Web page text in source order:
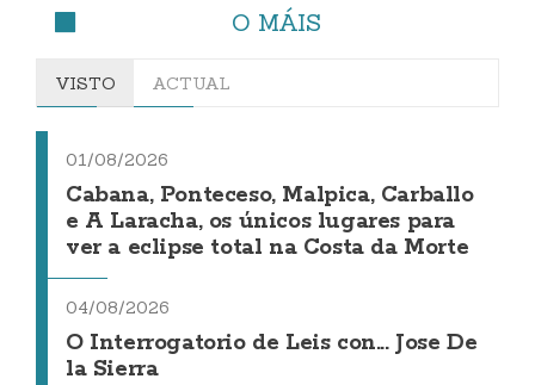
O MÁIS
VISTO ACTUAL
01/08/2026
Cabana, Ponteceso, Malpica, Carballo
e A Laracha, os únicos lugares para
ver a eclipse total na Costa da Morte
04/08/2026
O Interrogatorio de Leis con... Jose De
la Sierra